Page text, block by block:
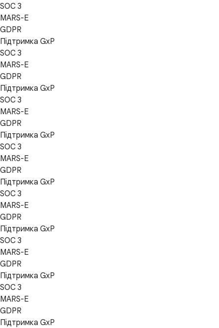
SOC 3
MARS-E
GDPR
Підтримка GxP
SOC 3
MARS-E
GDPR
Підтримка GxP
SOC 3
MARS-E
GDPR
Підтримка GxP
SOC 3
MARS-E
GDPR
Підтримка GxP
SOC 3
MARS-E
GDPR
Підтримка GxP
SOC 3
MARS-E
GDPR
Підтримка GxP
SOC 3
MARS-E
GDPR
Підтримка GxP